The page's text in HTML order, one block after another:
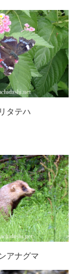
タテハ
アナグマ